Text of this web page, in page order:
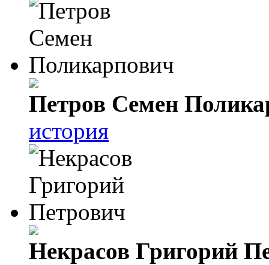
Петров Семен
история
Некрасов Григорий